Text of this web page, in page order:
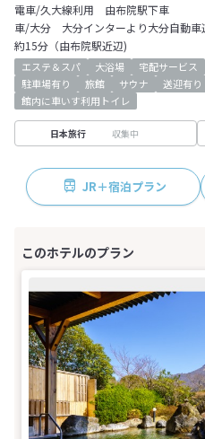
電車/久大線利用 由布院駅下車
車/大分 大分インターより大分自動車
約15分（由布院駅近辺)
エステ＆スパ 大浴場 宅配サービス
駐車場有り
旅館 サウナ 送迎有り
館内に車いす利用トイレ
日本旅行 収集中
JR＋宿泊プラン